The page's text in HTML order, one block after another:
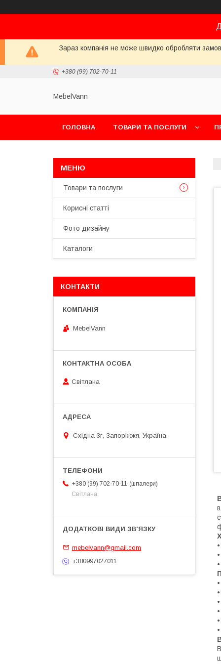
Зараз компанія не може швидко обробляти
+380 (99) 702-70-11
MebelVann
ГОЛОВНА ТОВАРИ ТА ПОСЛУГИ
Товари та послуги
Корисні статті
Фото дизайну
Каталоги
КОНТАКТИ
MebelVann
Світлана
Східна 3г, Запоріжжя, Україна
+380 (99) 702-70-11
шпалери
Світлана
mebelvann@gmail.com
+380997027011